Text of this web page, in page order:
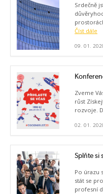
Srdečně
Číst dále
09. 01.
Zveme
růst
rozvoje.
02. 01.
Splňte si
Po úrazu
stát se
profesní